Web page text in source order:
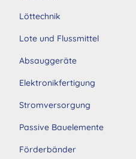
Löttechnik
Lote und Flussmittel
Absauggeräte
Elektronikfertigung
Stromversorgung
Passive Bauelemente
Förderbänder